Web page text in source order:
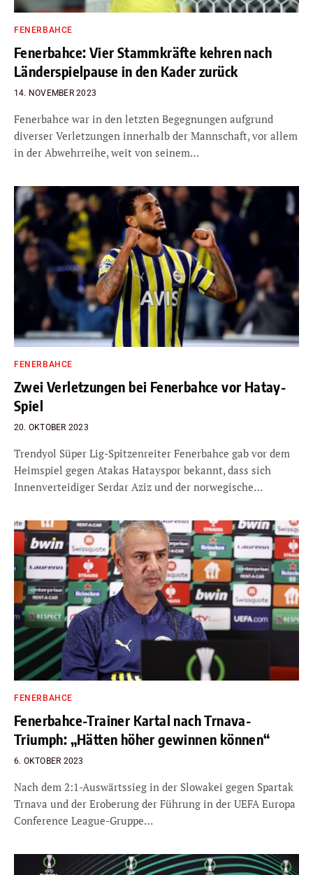
FENERBAHCE
Fenerbahce: Vier Stammkräfte kehren nach
Länderspielpause in den Kader zurück
14. NOVEMBER 2023
Fenerbahce war in den letzten Begegnungen aufgrund
diverser Verletzungen innerhalb der Mannschaft, vor allem
in der Abwehrreihe, weit von seinem…
FENERBAHCE
Zwei Verletzungen bei Fenerbahce vor Hatay-
Spiel
20. OKTOBER 2023
Trendyol Süper Lig-Spitzenreiter Fenerbahce gab vor dem
Heimspiel gegen Atakas Hatayspor bekannt, dass sich
Innenverteidiger Serdar Aziz und der norwegische…
FENERBAHCE
Fenerbahce-Trainer Kartal nach Trnava-
Triumph: „Hätten höher gewinnen können“
6. OKTOBER 2023
Nach dem 2:1-Auswärtssieg in der Slowakei gegen Spartak
Trnava und der Eroberung der Führung in der UEFA Europa
Conference League-Gruppe…